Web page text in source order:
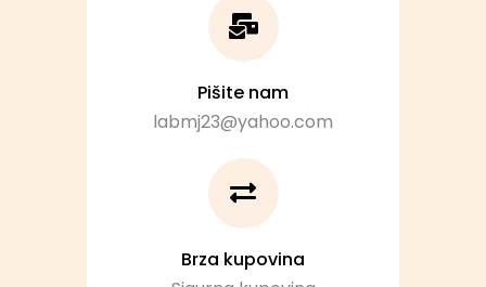
Pišite nam
labmj23@yahoo.com
Brza kupovina